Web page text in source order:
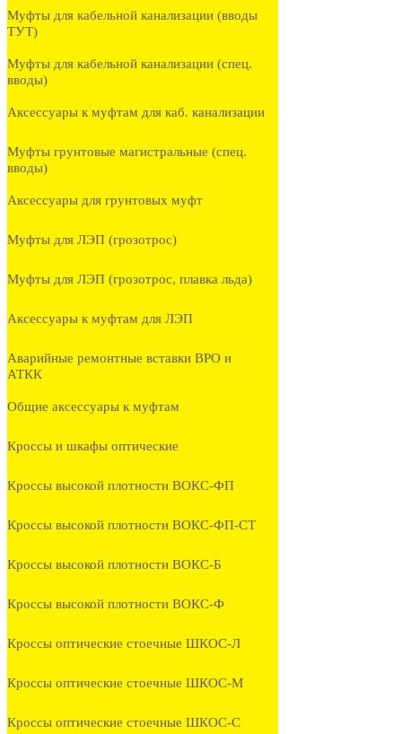
Муфты для кабельной канализации (вводы
ТУТ)
Муфты для кабельной канализации (спец.
вводы)
Аксессуары к муфтам для каб. канализации
Муфты грунтовые магистральные (спец.
вводы)
Аксессуары для грунтовых муфт
Муфты для ЛЭП (грозотрос)
Муфты для ЛЭП (грозотрос, плавка льда)
Аксессуары к муфтам для ЛЭП
Аварийные ремонтные вставки ВРО и
АТКК
Общие аксессуары к муфтам
Кроссы и шкафы оптические
Кроссы высокой плотности ВОКС-ФП
Кроссы высокой плотности ВОКС-ФП-СТ
Кроссы высокой плотности ВОКС-Б
Кроссы высокой плотности ВОКС-Ф
Кроссы оптические стоечные ШКОС-Л
Кроссы оптические стоечные ШКОС-М
Кроссы оптические стоечные ШКОС-С